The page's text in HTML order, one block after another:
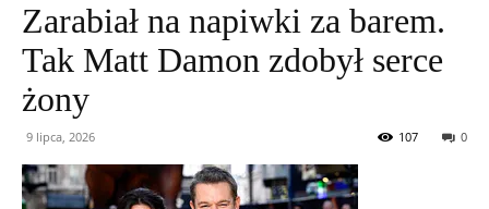
Zarabiał na napiwki za barem.
Tak Matt Damon zdobył serce
żony
9 lipca, 2026 0
107